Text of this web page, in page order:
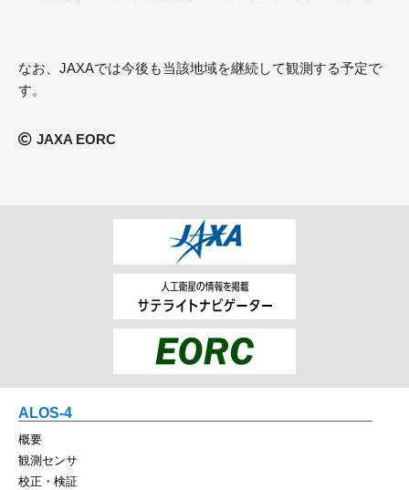
なお、JAXAでは今後も当該地域を継続して観測する予定で
す。
JAXA EORC
ALOS-4
概要
観測センサ
校正・検証